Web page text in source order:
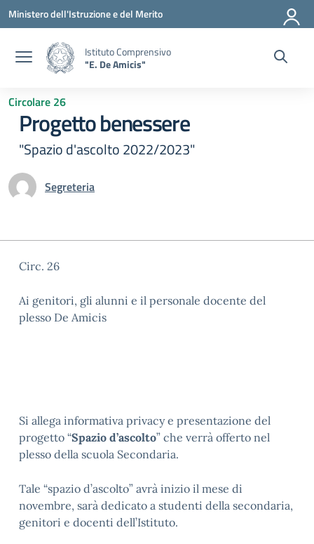
Vai ai contenuti
Vai al menu di navigazione
Vai al footer
Ministero dell'Istruzione e del Merito
Istituto Comprensivo
"E. De Amicis"
Circolare 26
Progetto benessere
"Spazio d'ascolto 2022/2023"
Segreteria
Circ. 26
Ai genitori, gli alunni e il personale docente del
plesso De Amicis
Si allega informativa privacy e presentazione del
progetto “Spazio d’ascolto” che verrà offerto nel
plesso della scuola Secondaria.
Tale “spazio d’ascolto” avrà inizio il mese di
novembre, sarà dedicato a studenti della secondaria,
genitori e docenti dell’Istituto.